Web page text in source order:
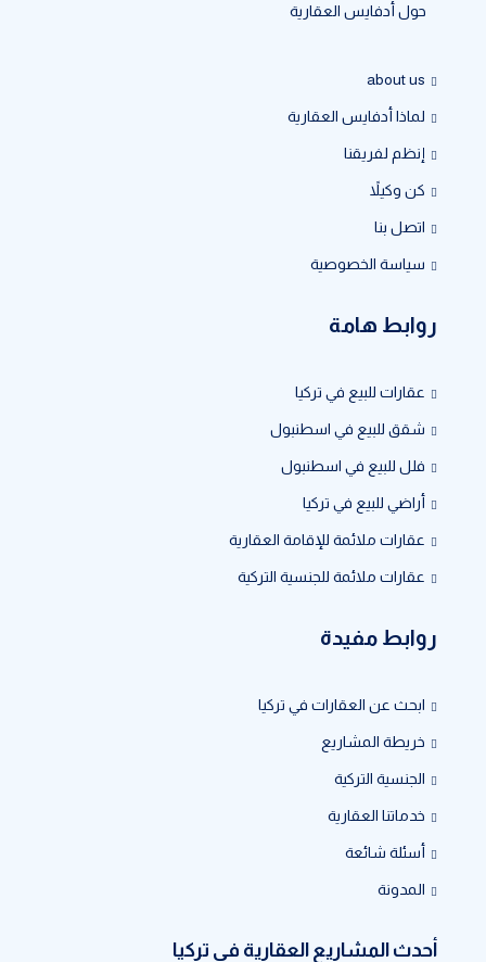
حول أدفايس العقارية
about us
لماذا أدفايس العقارية
إنظم لفريقنا
كن وكيلاً
اتصل بنا
سياسة الخصوصية
روابط هامة
عقارات للبيع في تركيا
شقق للبيع في اسطنبول
فلل للبيع في اسطنبول
أراضي للبيع في تركيا
عقارات ملائمة للإقامة العقارية
عقارات ملائمة للجنسية التركية
روابط مفيدة
ابحث عن العقارات في تركيا
خريطة المشاريع
الجنسية التركية
خدماتنا العقارية
أسئلة شائعة
المدونة
أحدث المشاريع العقارية في تركيا